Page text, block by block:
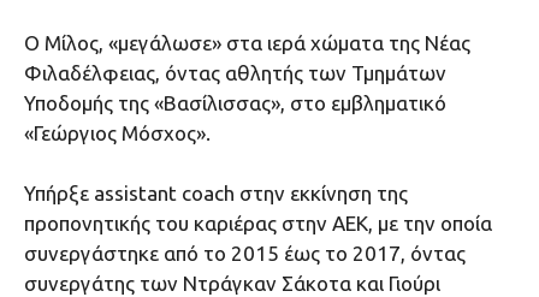
Ο Μίλος, «μεγάλωσε» στα ιερά χώματα της Νέας
Φιλαδέλφειας, όντας αθλητής των Τμημάτων
Υποδομής της «Βασίλισσας», στο εμβληματικό
«Γεώργιος Μόσχος».
Υπήρξε assistant coach στην εκκίνηση της
προπονητικής του καριέρας στην ΑΕΚ, με την οποία
συνεργάστηκε από το 2015 έως το 2017, όντας
συνεργάτης των Ντράγκαν Σάκοτα και Γιούρι